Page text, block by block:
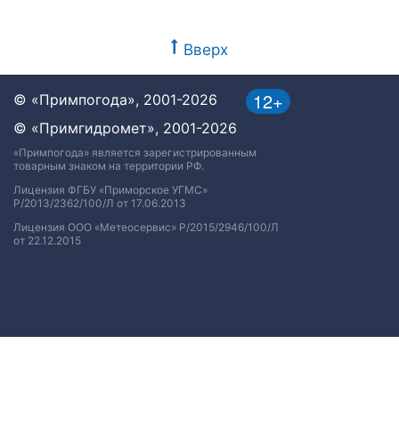
Вверх
12+
© «Примпогода», 2001-2026
© «Примгидромет», 2001-2026
«Примпогода» является зарегистрированным
товарным знаком на территории РФ.
Лицензия ФГБУ «Приморское УГМС»
Р/2013/2362/100/Л от 17.06.2013
Лицензия ООО «Метеосервис» Р/2015/2946/100/Л
от 22.12.2015